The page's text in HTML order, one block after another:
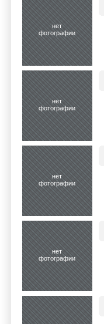
нет
фотографии
нет
фотографии
нет
фотографии
нет
фотографии